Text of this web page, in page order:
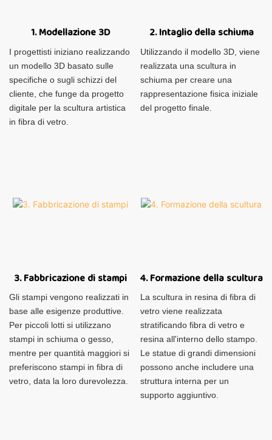
1. Modellazione 3D
I progettisti iniziano realizzando
un modello 3D basato sulle
specifiche o sugli schizzi del
cliente, che funge da progetto
digitale per la scultura artistica
in fibra di vetro.
2. Intaglio della schiuma
Utilizzando il modello 3D, viene
realizzata una scultura in
schiuma per creare una
rappresentazione fisica iniziale
del progetto finale.
3. Fabbricazione di stampi
Gli stampi vengono realizzati in
base alle esigenze produttive.
Per piccoli lotti si utilizzano
stampi in schiuma o gesso,
mentre per quantità maggiori si
preferiscono stampi in fibra di
vetro, data la loro durevolezza.
4. Formazione della scultura
La scultura in resina di fibra di
vetro viene realizzata
stratificando fibra di vetro e
resina all'interno dello stampo.
Le statue di grandi dimensioni
possono anche includere una
struttura interna per un
supporto aggiuntivo.